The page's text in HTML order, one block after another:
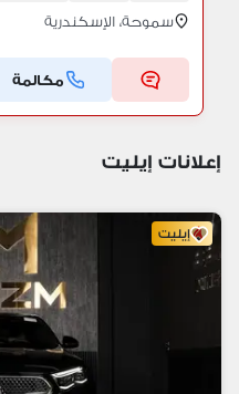
سموحة، الإسكندرية
مكالمة
إعلانات إيليت
إيليت